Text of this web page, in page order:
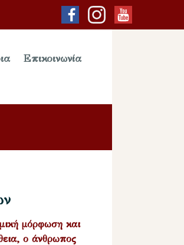
Επικοινωνία
μόρφωση και
ο άνθρωπος